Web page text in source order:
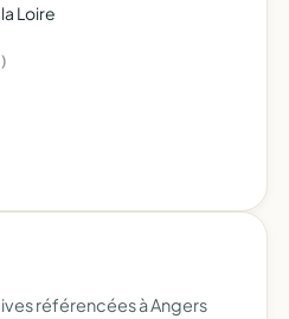
Loire
référencées à Angers